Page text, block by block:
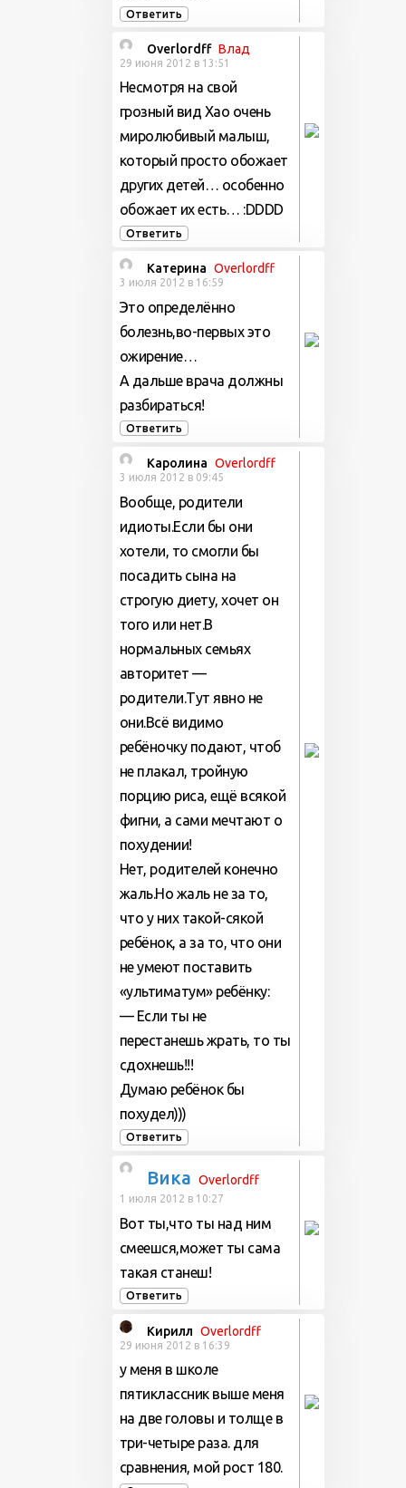
Ответить
Overlordff Влад
29 июня 2012 в 13:51
Несмотря на свой
грозный вид Хао очень
миролюбивый малыш,
который просто обожает
других детей… особенно
обожает их есть… :DDDD
Ответить
Катерина Overlordff
3 июля 2012 в 16:59
Это определённо
болезнь,во-первых это
ожирение…
А дальше врача должны
разбираться!
Ответить
Каролина Overlordff
3 июля 2012 в 09:45
Вообще, родители
идиоты.Если бы они
хотели, то смогли бы
посадить сына на
строгую диету, хочет он
того или нет.В
нормальных семьях
авторитет —
родители.Тут явно не
они.Всё видимо
ребёночку подают, чтоб
не плакал, тройную
порцию риса, ещё всякой
фигни, а сами мечтают о
похудении!
Нет, родителей конечно
жаль.Но жаль не за то,
что у них такой-сякой
ребёнок, а за то, что они
не умеют поставить
«ультиматум» ребёнку:
— Если ты не
перестанешь жрать, то ты
сдохнешь!!!
Думаю ребёнок бы
похудел)))
Ответить
Вика Overlordff
1 июля 2012 в 10:27
Вот ты,что ты над ним
смеешся,может ты сама
такая станеш!
Ответить
Кирилл Overlordff
29 июня 2012 в 16:39
у меня в школе
пятиклассник выше меня
на две головы и толще в
три-четыре раза. для
сравнения, мой рост 180.